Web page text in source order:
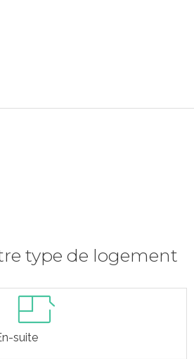
type de logement
suite